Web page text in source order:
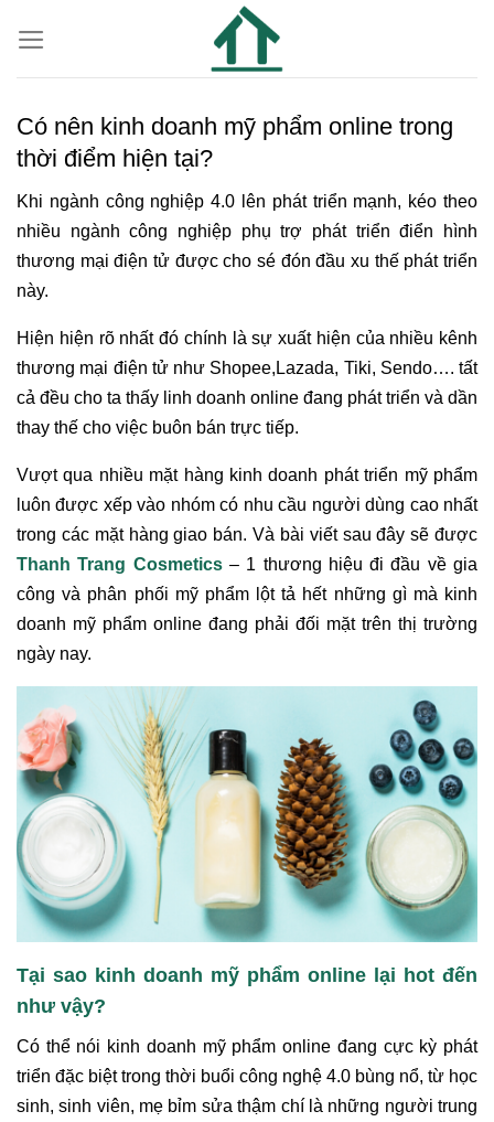
Có nên kinh doanh mỹ phẩm online trong
thời điểm hiện tại?
Khi ngành công nghiệp 4.0 lên phát triển mạnh, kéo theo
nhiều ngành công nghiệp phụ trợ phát triển điển hình
thương mại điện tử được cho sé đón đầu xu thế phát triển
này.
Hiện hiện rõ nhất đó chính là sự xuất hiện của nhiều kênh
thương mại điện tử như Shopee,Lazada, Tiki, Sendo…. tất
cả đều cho ta thấy linh doanh online đang phát triển và dần
thay thế cho việc buôn bán trực tiếp.
Vượt qua nhiều mặt hàng kinh doanh phát triển mỹ phẩm
luôn được xếp vào nhóm có nhu cầu người dùng cao nhất
trong các mặt hàng giao bán. Và bài viết sau đây sẽ được
Thanh Trang Cosmetics– 1 thương hiệu đi đầu về gia
công và phân phối mỹ phẩm lột tả hết những gì mà kinh
doanh mỹ phẩm online đang phải đối mặt trên thị trường
ngày nay.
Tại sao kinh doanh mỹ phẩm online lại hot đến
như vậy?
Có thể nói kinh doanh mỹ phẩm online đang cực kỳ phát
triển đặc biệt trong thời buổi công nghệ 4.0 bùng nổ, từ học
sinh, sinh viên, mẹ bỉm sửa thậm chí là những người trung